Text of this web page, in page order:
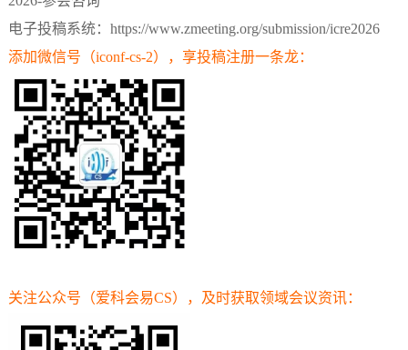
电子投稿系统： https://www.zmeeting.org/submission/icre2026
添加微信号 （iconf-cs-2） ，享投稿注册一条龙：
关注公众号（爱科会易CS） ，及时获取领域会议资讯：